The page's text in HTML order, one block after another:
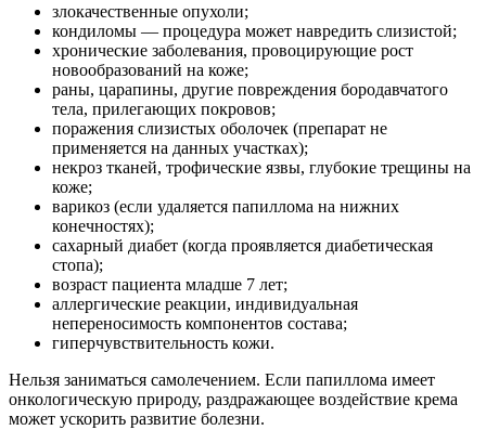
злокачественные опухоли;
кондиломы — процедура может навредить слизистой;
хронические заболевания, провоцирующие рост
новообразований на коже;
раны, царапины, другие повреждения бородавчатого
тела, прилегающих покровов;
поражения слизистых оболочек (препарат не
применяется на данных участках);
некроз тканей, трофические язвы, глубокие трещины на
коже;
варикоз (если удаляется папиллома на нижних
конечностях);
сахарный диабет (когда проявляется диабетическая
стопа);
возраст пациента младше 7 лет;
аллергические реакции, индивидуальная
непереносимость компонентов состава;
гиперчувствительность кожи.
Нельзя заниматься самолечением. Если папиллома имеет
онкологическую природу, раздражающее воздействие крема
может ускорить развитие болезни.